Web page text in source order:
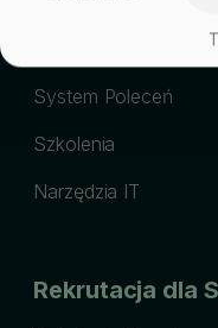
System Poleceń
Szkolenia
Narzędzia IT
Rekrutacja dla